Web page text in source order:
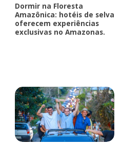
Dormir na Floresta
Amazônica: hotéis de selva
oferecem experiências
exclusivas no Amazonas.